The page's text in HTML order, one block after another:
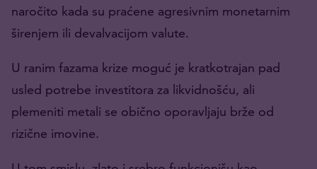
naročito kada su praćene agresivnim monetarnim
širenjem ili devalvacijom valute.
U ranim fazama krize moguć je kratkotrajan pad
usled potrebe investitora za likvidnošću, ali
plemeniti metali se obično oporavljaju brže od
rizične imovine.